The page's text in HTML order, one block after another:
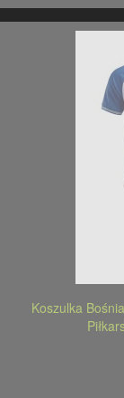
Koszulka